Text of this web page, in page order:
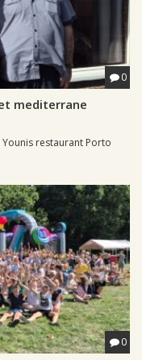
0
mediterrane
Younis restaurant Porto
0